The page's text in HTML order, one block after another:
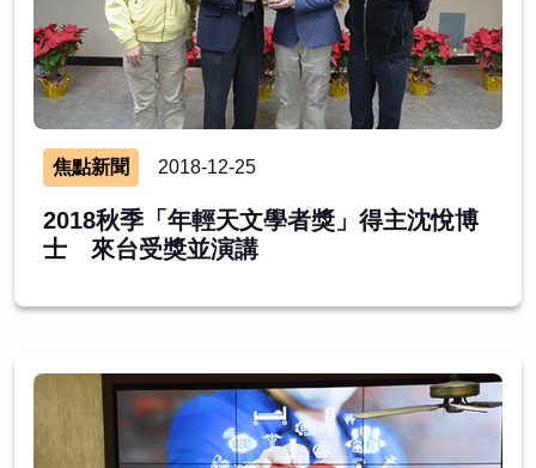
焦點新聞 2018-12-25
2018秋季「年輕天文學者獎」得主沈悅博
士 來台受獎並演講